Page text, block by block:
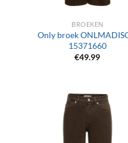
BROEKEN
Only broek
15371660
€49.99